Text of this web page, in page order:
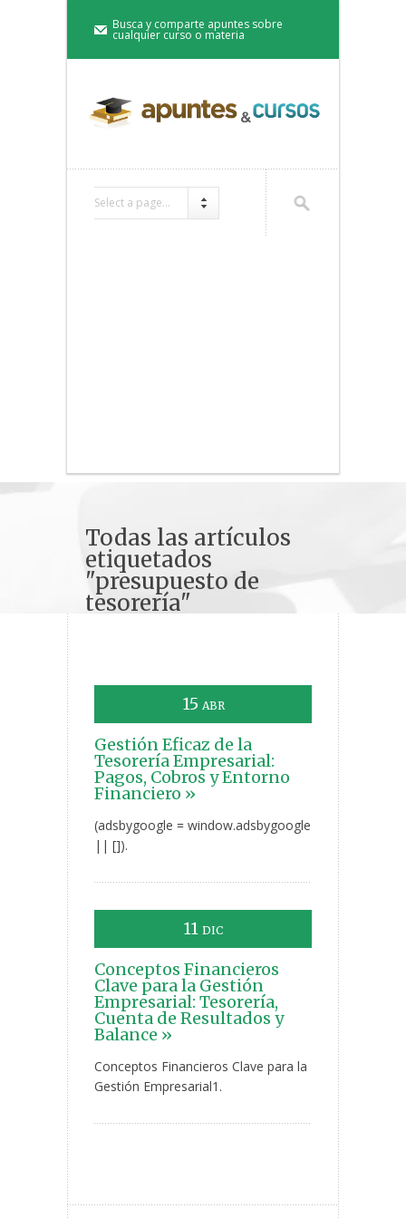
Busca y comparte apuntes sobre
cualquier curso o materia
Select a page...
Todas las artículos
etiquetados
"presupuesto de
tesorería"
15 ABR
Gestión Eficaz de la
Tesorería Empresarial:
Pagos, Cobros y Entorno
Financiero »
(adsbygoogle = window.adsbygoogle
|| []).
11 DIC
Conceptos Financieros
Clave para la Gestión
Empresarial: Tesorería,
Cuenta de Resultados y
Balance »
Conceptos Financieros Clave para la
Gestión Empresarial1.